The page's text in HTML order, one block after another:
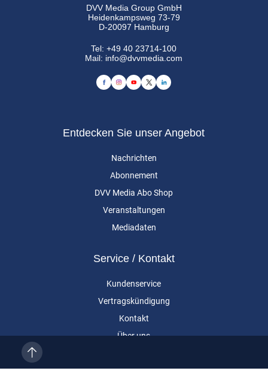
DVV Media Group GmbH
Heidenkampsweg 73-79
D-20097 Hamburg
Tel:+49 40 23714-100
Mail: info@dvvmedia.com
Entdecken Sie unser Angebot
Nachrichten
Abonnement
DVV Media Abo Shop
Veranstaltungen
Mediadaten
Service / Kontakt
Kundenservice
Vertragskündigung
Kontakt
Über uns
Cookie-Einstellungen